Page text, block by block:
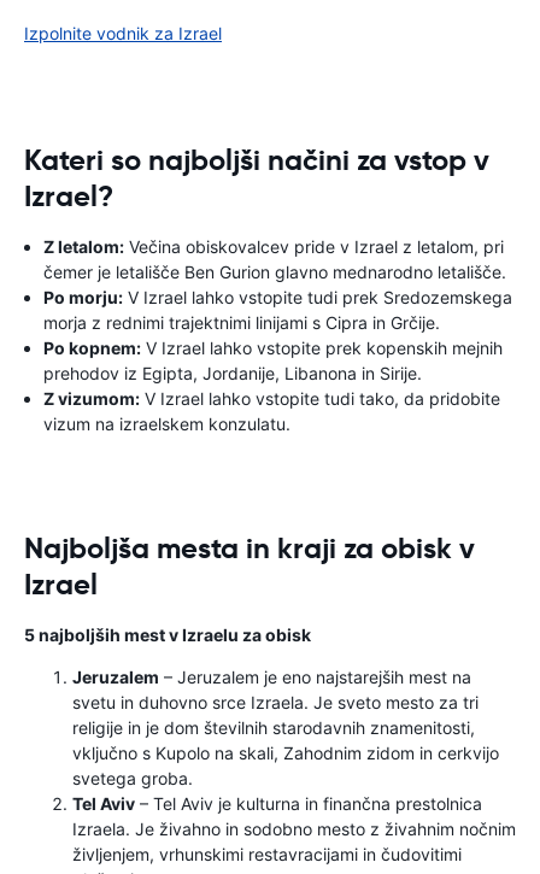
Izpolnite vodnik za Izrael
Kateri so najboljši načini za vstop v
Izrael?
Z letalom: Večina obiskovalcev pride v Izrael z letalom, pri
čemer je letališče Ben Gurion glavno mednarodno letališče.
Po morju: V Izrael lahko vstopite tudi prek Sredozemskega
morja z rednimi trajektnimi linijami s Cipra in Grčije.
Po kopnem: V Izrael lahko vstopite prek kopenskih mejnih
prehodov iz Egipta, Jordanije, Libanona in Sirije.
Z vizumom: V Izrael lahko vstopite tudi tako, da pridobite
vizum na izraelskem konzulatu.
Najboljša mesta in kraji za obisk v
Izrael
5 najboljših mest v Izraelu za obisk
Jeruzalem – Jeruzalem je eno najstarejših mest na
svetu in duhovno srce Izraela. Je sveto mesto za tri
religije in je dom številnih starodavnih znamenitosti,
vključno s Kupolo na skali, Zahodnim zidom in cerkvijo
svetega groba.
Tel Aviv – Tel Aviv je kulturna in finančna prestolnica
Izraela. Je živahno in sodobno mesto z živahnim nočnim
življenjem, vrhunskimi restavracijami in čudovitimi